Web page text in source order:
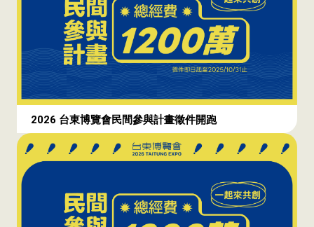
2026 台東博覽會民間參與計畫徵件開跑